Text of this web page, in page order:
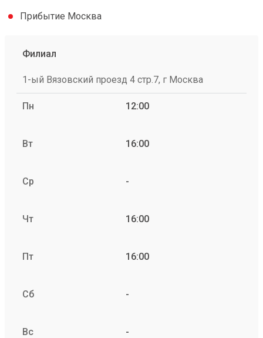
Прибытие Москва
Филиал
1-ый Вязовский проезд 4 стр.7, г Москва
Пн 12:00
Вт 16:00
Ср -
Чт 16:00
Пт 16:00
Сб -
Вс -